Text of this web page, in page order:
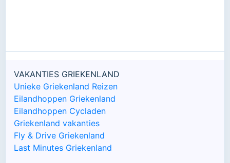
VAKANTIES GRIEKENLAND
Unieke Griekenland Reizen
Eilandhoppen Griekenland
Eilandhoppen Cycladen
Griekenland vakanties
Fly & Drive Griekenland
Last Minutes Griekenland